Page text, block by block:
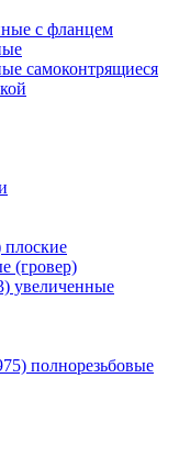
с фланцем
самоконтрящиеся
(гровер)
увеличенные
полнорезьбовые